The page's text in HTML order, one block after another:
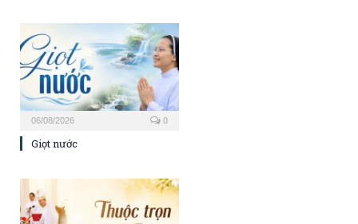
06/08/2026 0
Giọt nước